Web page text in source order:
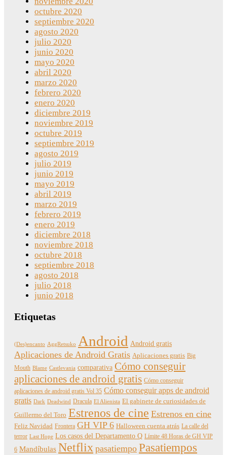
octubre 2020
septiembre 2020
agosto 2020
julio 2020
junio 2020
mayo 2020
abril 2020
marzo 2020
febrero 2020
enero 2020
diciembre 2019
noviembre 2019
octubre 2019
septiembre 2019
agosto 2019
julio 2019
junio 2019
mayo 2019
abril 2019
marzo 2019
febrero 2019
enero 2019
diciembre 2018
noviembre 2018
octubre 2018
septiembre 2018
agosto 2018
julio 2018
junio 2018
Etiquetas
(Des)encanto AggRetsuko Android Android gratis
Aplicaciones de Android Gratis Aplicaciones gratis Big
Mouth Blame Castlevania comparativa Cómo conseguir
aplicaciones de android gratis Cómo conseguir
aplicaciones de android gratis Vol 35 Cómo conseguir apps de android
gratis Dark Deadwind Dracula El Alienista El gabinete de curiosidades de
Guillermo del Toro Estrenos de cine Estrenos en cine
Feliz Navidad Frontera GH VIP 6 Halloween cuenta atrás La calle del
terror Last Hope Los casos del Departamento Q Límite 48 Horas de GH VIP
6 Mandíbulas Netflix pasatiempo Pasatiempos